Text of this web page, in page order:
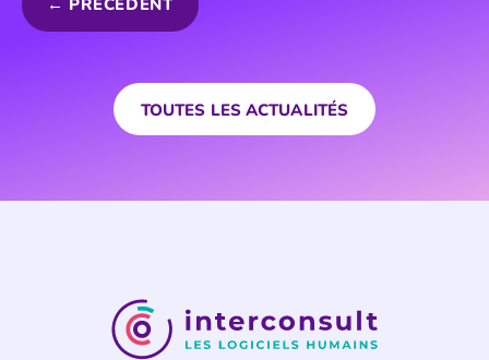
TOUTES LES ACTUALITÉS